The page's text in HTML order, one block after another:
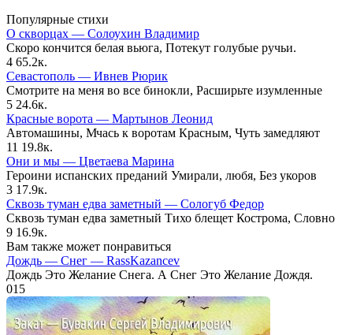
Популярные стихи
О скворцах — Солоухин Владимир
Скоро кончится белая вьюга, Потекут голубые ручьи.
4 65.2к.
Севастополь — Ивнев Рюрик
Смотрите на меня во все бинокли, Расширьте изумленные
5 24.6к.
Красные ворота — Мартынов Леонид
Автомашины, Мчась к воротам Красным, Чуть замедляют
11 19.8к.
Они и мы — Цветаева Марина
Героини испанских преданий Умирали, любя, Без укоров
3 17.9к.
Сквозь туман едва заметный — Сологуб Федор
Сквозь туман едва заметный Тихо блещет Кострома, Словно
9 16.9к.
Вам также может понравиться
Дождь — Снег — RassKazancev
Дождь Это Желание Снега. А Снег Это Желание Дождя.
015